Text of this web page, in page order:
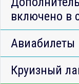
включено в
Авиабилеты
Круизный